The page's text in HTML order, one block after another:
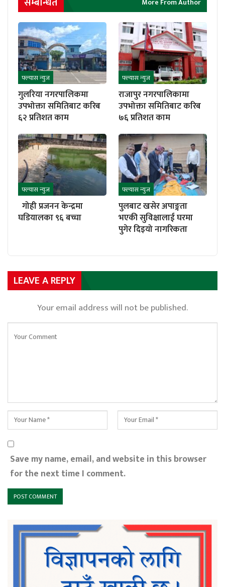
फ्ल्यास न्युज
गुलरिया नगरपालिकमा
उपभोक्ता समितिबाट करिब
६२ प्रतिशत काम
फ्ल्यास न्युज
राजापुर नगरपालिकामा
उपभोक्ता समितिबाट करिब
७६ प्रतिशत काम
फ्ल्यास न्युज
गोही प्रजनन केन्द्रमा
घडियालका ९६ बच्चा
फ्ल्यास न्युज
पुलबाट खसेर अपाङ्गता
भएकी सुविक्षालाई घरमा
पुगेर दिइयो नागरिकता
LEAVE A REPLY
Your email address will not be published.
Save my name, email, and website in this browser
for the next time I comment.